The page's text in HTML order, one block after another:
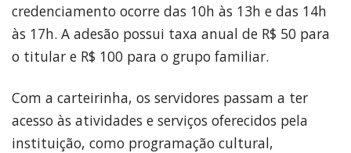
credenciamento ocorre das 10h às 13h e das 14h
às 17h. A adesão possui taxa anual de R$ 50 para
o titular e R$ 100 para o grupo familiar.
Com a carteirinha, os servidores passam a ter
acesso às atividades e serviços oferecidos pela
instituição, como programação cultural,